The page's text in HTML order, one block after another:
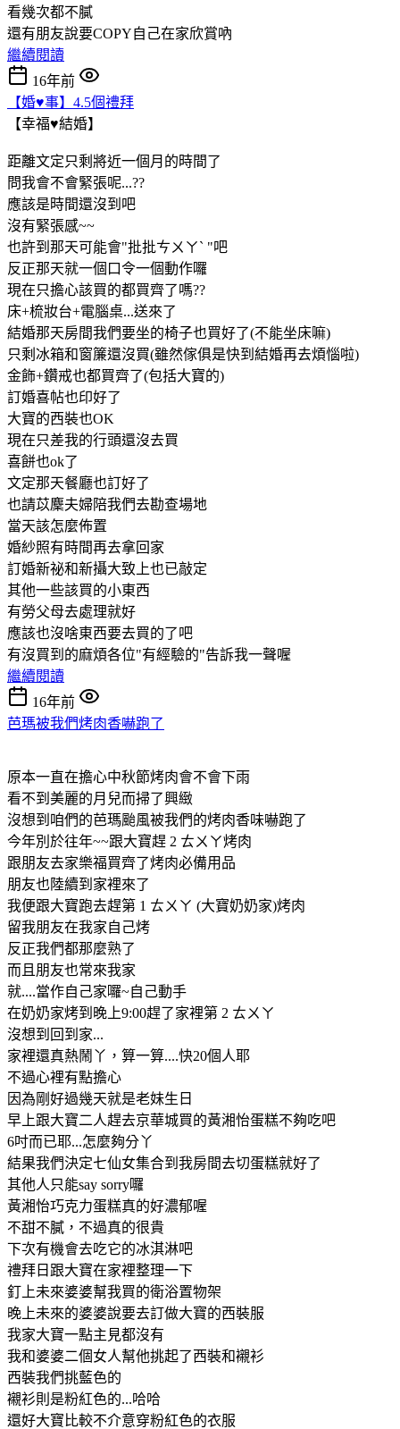
看幾次都不膩
還有朋友說要COPY自己在家欣賞吶
繼續閱讀
16年前
【婚♥事】4.5個禮拜
【幸福♥結婚】
距離文定只剩將近一個月的時間了
問我會不會緊張呢...??
應該是時間還沒到吧
沒有緊張感~~
也許到那天可能會"批批ㄘㄨㄚˋ "吧
反正那天就一個口令一個動作囉
現在只擔心該買的都買齊了嗎??
床+梳妝台+電腦桌...送來了
結婚那天房間我們要坐的椅子也買好了(不能坐床嘛)
只剩冰箱和窗簾還沒買(雖然傢俱是快到結婚再去煩惱啦)
金飾+鑽戒也都買齊了(包括大寶的)
訂婚喜帖也印好了
大寶的西裝也OK
現在只差我的行頭還沒去買
喜餅也ok了
文定那天餐廳也訂好了
也請苡麇夫婦陪我們去勘查場地
當天該怎麼佈置
婚紗照有時間再去拿回家
訂婚新祕和新攝大致上也已敲定
其他一些該買的小東西
有勞父母去處理就好
應該也沒啥東西要去買的了吧
有沒買到的麻煩各位"有經驗的"告訴我一聲喔
繼續閱讀
16年前
芭瑪被我們烤肉香嚇跑了
原本一直在擔心中秋節烤肉會不會下雨
看不到美麗的月兒而掃了興緻
沒想到咱們的芭瑪颱風被我們的烤肉香味嚇跑了
今年別於往年~~跟大寶趕 2 ㄊㄨㄚ烤肉
跟朋友去家樂福買齊了烤肉必備用品
朋友也陸續到家裡來了
我便跟大寶跑去趕第 1 ㄊㄨㄚ (大寶奶奶家)烤肉
留我朋友在我家自己烤
反正我們都那麼熟了
而且朋友也常來我家
就....當作自己家囉~自己動手
在奶奶家烤到晚上9:00趕了家裡第 2 ㄊㄨㄚ
沒想到回到家...
家裡還真熱鬧丫，算一算....快20個人耶
不過心裡有點擔心
因為剛好過幾天就是老妹生日
早上跟大寶二人趕去京華城買的黃湘怡蛋糕不夠吃吧
6吋而已耶...怎麼夠分丫
結果我們決定七仙女集合到我房間去切蛋糕就好了
其他人只能say sorry囉
黃湘怡巧克力蛋糕真的好濃郁喔
不甜不膩，不過真的很貴
下次有機會去吃它的冰淇淋吧
禮拜日跟大寶在家裡整理一下
釘上未來婆婆幫我買的衛浴置物架
晚上未來的婆婆說要去訂做大寶的西裝服
我家大寶一點主見都沒有
我和婆婆二個女人幫他挑起了西裝和襯衫
西裝我們挑藍色的
襯衫則是粉紅色的...哈哈
還好大寶比較不介意穿粉紅色的衣服